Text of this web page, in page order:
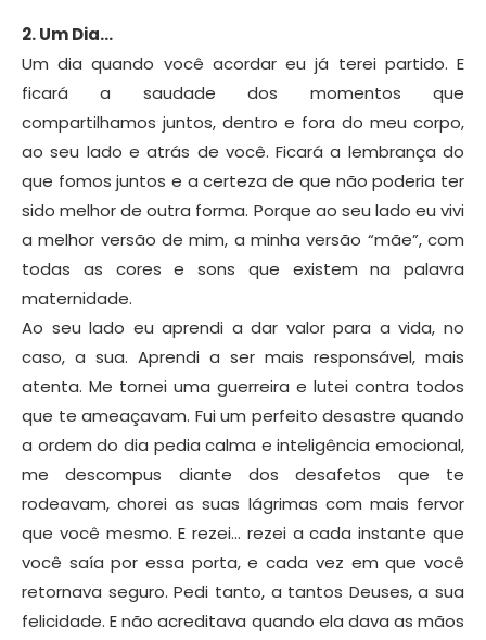
2. Um Dia…
Um dia quando você acordar eu já terei partido. E
ficará a saudade dos momentos que
compartilhamos juntos, dentro e fora do meu corpo,
ao seu lado e atrás de você. Ficará a lembrança do
que fomos juntos e a certeza de que não poderia ter
sido melhor de outra forma. Porque ao seu lado eu vivi
a melhor versão de mim, a minha versão “mãe”, com
todas as cores e sons que existem na palavra
maternidade.
Ao seu lado eu aprendi a dar valor para a vida, no
caso, a sua. Aprendi a ser mais responsável, mais
atenta. Me tornei uma guerreira e lutei contra todos
que te ameaçavam. Fui um perfeito desastre quando
a ordem do dia pedia calma e inteligência emocional,
me descompus diante dos desafetos que te
rodeavam, chorei as suas lágrimas com mais fervor
que você mesmo. E rezei… rezei a cada instante que
você saía por essa porta, e cada vez em que você
retornava seguro. Pedi tanto, a tantos Deuses, a sua
felicidade. E não acreditava quando ela dava as mãos